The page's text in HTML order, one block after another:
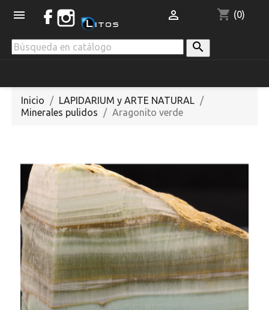
 shopping_cart (0)


Inicio
LAPIDARIUM y ARTE NATURAL
Minerales pulidos
Aragonito verde